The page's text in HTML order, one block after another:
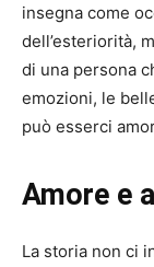
insegna come
dell’esteriorità,
di una persona
emozioni, le
può esserci
Amore e
La storia non ci